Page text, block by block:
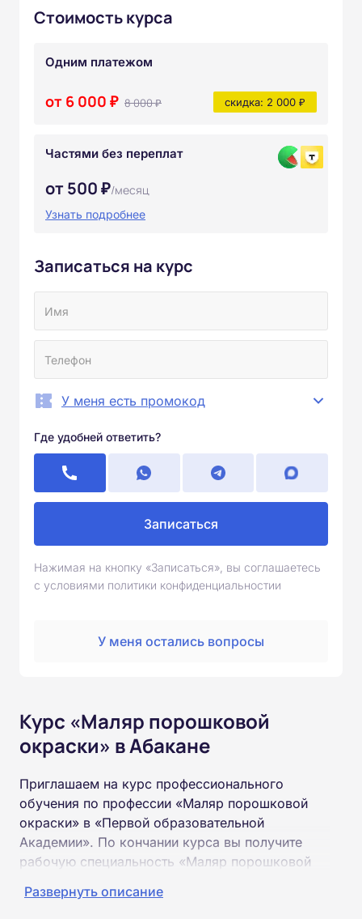
Стоимость курса
Одним платежом
от 6 000 ₽ 8 000 ₽ скидка: 2 000 ₽
Частями без переплат
от 500 ₽/месяц
Узнать подробнее
Записаться на курс
У меня есть промокод
Где удобней ответить?
Записаться
Нажимая на кнопку «Записаться», вы соглашаетесь
с условиями политики конфиденциальностии
У меня остались вопросы
Курс «Маляр порошковой
окраски» в Абакане
Приглашаем на курс профессионального
обучения по профессии «Маляр порошковой
окраски» в «Первой образовательной
Академии». По кончании курса вы получите
рабочую специальность «Маляр порошковой
Развернуть описание